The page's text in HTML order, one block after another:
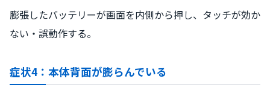
膨張したバッテリーが画面を内側から押し、タッチが効か
ない・誤動作する。
症状4：本体背面が膨らんでいる